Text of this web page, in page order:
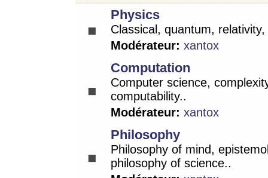
Physics
Classical, quantum,
Modérateur: xantox
Computation
Computer science,
computability..
Modérateur: xantox
Philosophy
Philosophy of mind,
philosophy of science..